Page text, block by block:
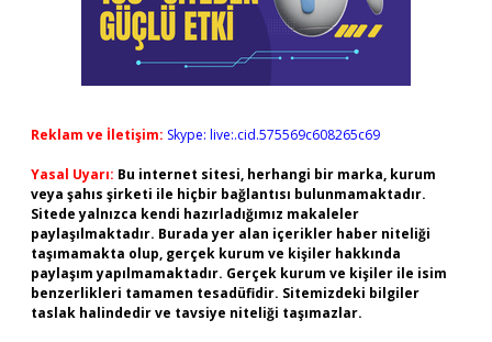
Reklam ve İletişim: Skype: live:.cid.575569c608265c69
Yasal Uyarı: Bu internet sitesi, herhangi bir marka, kurum
veya şahıs şirketi ile hiçbir bağlantısı bulunmamaktadır.
Sitede yalnızca kendi hazırladığımız makaleler
paylaşılmaktadır. Burada yer alan içerikler haber niteliği
taşımamakta olup, gerçek kurum ve kişiler hakkında
paylaşım yapılmamaktadır. Gerçek kurum ve kişiler ile isim
benzerlikleri tamamen tesadüfidir. Sitemizdeki bilgiler
taslak halindedir ve tavsiye niteliği taşımazlar.